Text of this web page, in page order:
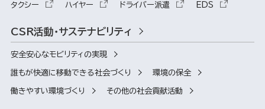
タクシー ハイヤー ドライバー派遣 EDS
CSR活動・サステナビリティ
安全安心なモビリティの実現
誰もが快適に移動できる社会づくり 環境の保全
働きやすい環境づくり その他の社会貢献活動